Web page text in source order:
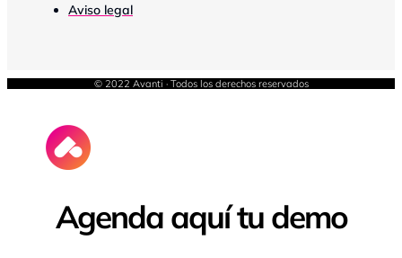
Aviso legal
© 2022 Avanti · Todos los derechos reservados
Agenda aquí tu demo